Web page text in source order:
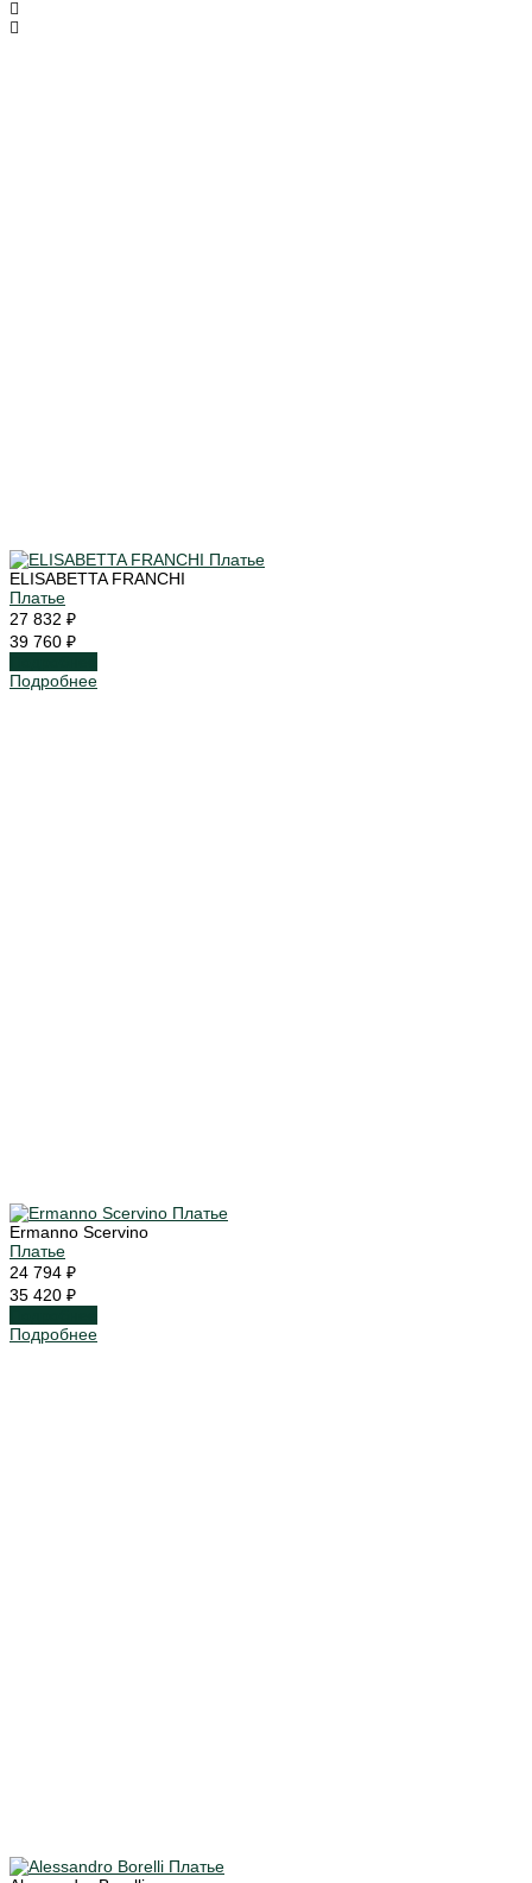
ELISABETTA FRANCHI
Платье
27 832 ₽
39 760 ₽
Подробнее
Ermanno Scervino
Платье
24 794 ₽
35 420 ₽
Подробнее